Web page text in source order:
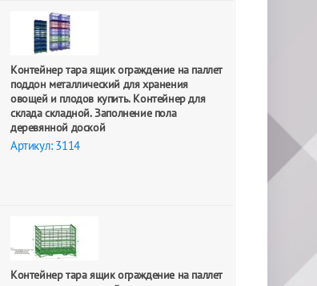
Контейнер тара ящик ограждение на паллет
поддон металлический для хранения
овощей и плодов купить. Контейнер для
склада складной. Заполнение пола
деревянной доской
Артикул: 3114
Контейнер тара ящик ограждение на паллет